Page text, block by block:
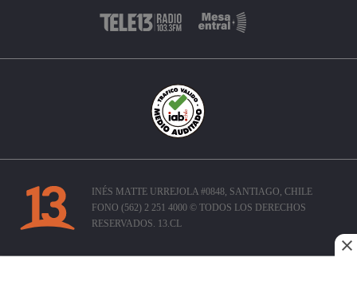
INÉS MATTE URREJOLA #0848, SANTIAGO, CHILE
FONO (562) 2 251 4000 © TODOS LOS DERECHOS
RESERVADOS. 13.CL